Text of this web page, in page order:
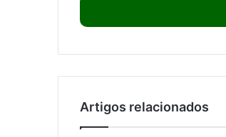
Artigos relacionados